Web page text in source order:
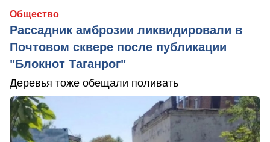
Общество
Рассадник амброзии ликвидировали в
Почтовом сквере после публикации
"Блокнот Таганрог"
Деревья тоже обещали поливать